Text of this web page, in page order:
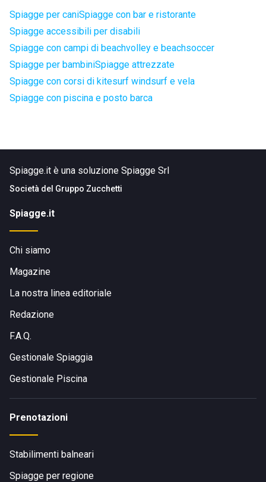
Spiagge per caniSpiagge con bar e ristorante
Spiagge accessibili per disabili
Spiagge con campi di beachvolley e beachsoccer
Spiagge per bambiniSpiagge attrezzate
Spiagge con corsi di kitesurf windsurf e vela
Spiagge con piscina e posto barca
Spiagge.it è una soluzione Spiagge Srl
Società del Gruppo Zucchetti
Spiagge.it
Chi siamo
Magazine
La nostra linea editoriale
Redazione
F.A.Q.
Gestionale Spiaggia
Gestionale Piscina
Prenotazioni
Stabilimenti balneari
Spiagge per regione